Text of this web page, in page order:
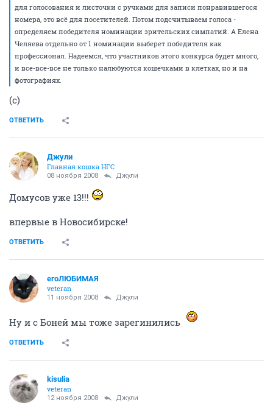
для голосования и листочки с ручками для записи понравившегося
номера, это всё для посетителей. Потом подсчитываем голоса -
определяем победителя номинации зрительских симпатий. А Елена
Челяева отдельно от 1 номинации выберет победителя как
профессионал. Надеемся, что участников этого конкурса будет много,
и все-все-все не только налюбуются кошечками в клетках, но и на
фотографиях.
(с)
ОТВЕТИТЬ
Джули
Главная кошка НГС
08 ноября 2008 Джули
Домусов уже 13!!!
впервые в Новосибирске!
ОТВЕТИТЬ
егоЛЮБИМАЯ
veteran
11 ноября 2008 Джули
Ну и с Боней мы тоже зарегинились
ОТВЕТИТЬ
kisulia
veteran
12 ноября 2008 Джули